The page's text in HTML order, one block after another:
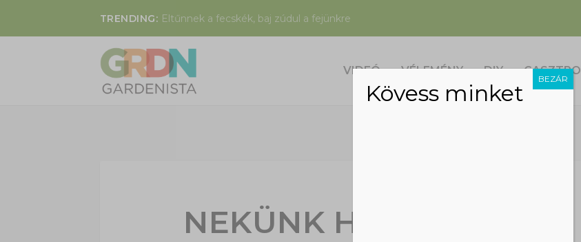
TRENDING: Eltűnnek a fecskék, baj zúdul a fejünkre
VIDEÓ VÉLEMÉNY DIY GASZTRO
NEKÜNK HIÁNYZIK,
Kövess minket
BEZÁR